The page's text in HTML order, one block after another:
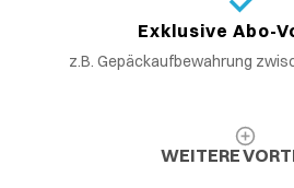
Exklusive Abo-
z.B. Gepäckaufbewahrung
WEITERE